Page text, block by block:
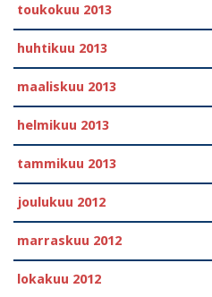
toukokuu 2013
huhtikuu 2013
maaliskuu 2013
helmikuu 2013
tammikuu 2013
joulukuu 2012
marraskuu 2012
lokakuu 2012